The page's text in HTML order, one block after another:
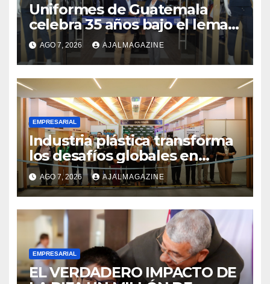
Uniformes de Guatemala
celebra 35 años bajo el lema
«Hechos para destacar» y
continúa su expansión
nacional
AGO 7, 2026 AJALMAGAZINE
EMPRESARIAL
Industria plástica transforma
los desafíos globales en
innovación y nuevas
oportunidades de negocio
AGO 7, 2026 AJALMAGAZINE
EMPRESARIAL
EL VERDADERO IMPACTO DE